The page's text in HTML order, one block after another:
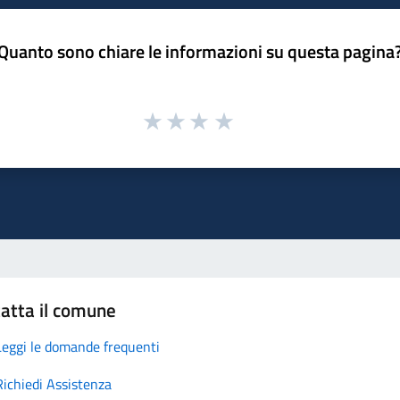
sono chiare le informazioni su questa
il comune
le domande frequenti
Assistenza